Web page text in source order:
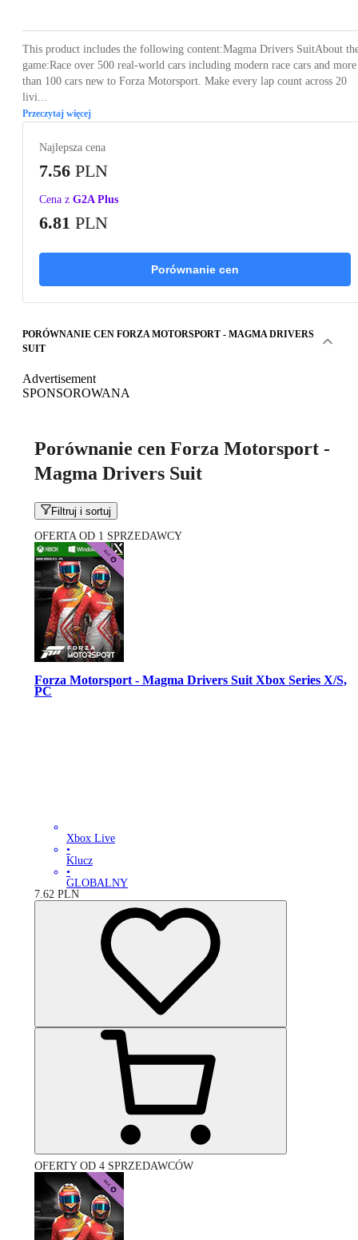
This product includes the following content:Magma Drivers SuitAbout
game:Race over 500 real-world cars including modern race cars and more
than 100 cars new to Forza Motorsport. Make every lap count across 20
livi...
Przeczytaj więcej
Najlepsza cena
7.56 PLN
Cena z G2A Plus
6.81 PLN
Porównanie cen
PORÓWNANIE CEN FORZA MOTORSPORT - MAGMA DRIVERS
SUIT
Advertisement
SPONSOROWANA
Porównanie cen Forza Motorsport -
Magma Drivers Suit
Filtruj i sortuj
OFERTA OD 1 SPRZEDAWCY
Forza Motorsport - Magma Drivers Suit Xbox Series X/S,
PC
Xbox Live
•
Klucz
•
GLOBALNY
7.62 PLN
OFERTY OD 4 SPRZEDAWCÓW